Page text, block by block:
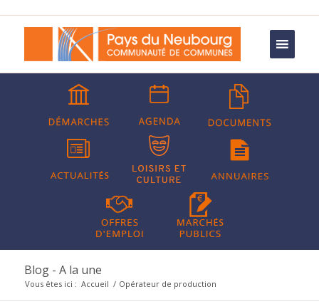
Blog - A la une
Vous êtes ici : Accueil / Opérateur de production